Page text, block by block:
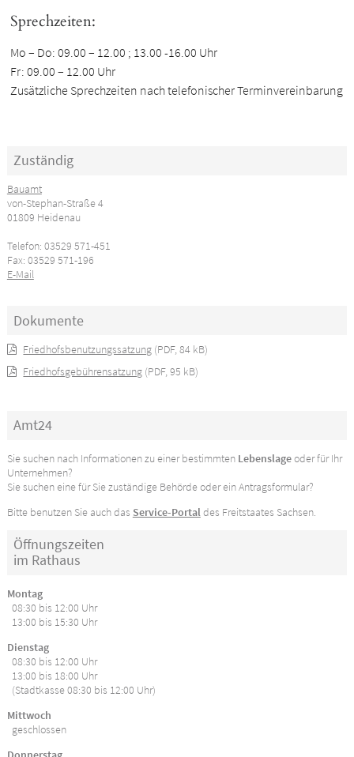
Sprechzeiten:
Mo – Do: 09.00 – 12.00 ; 13.00 -16.00 Uhr
Fr: 09.00 – 12.00 Uhr
Zusätzliche Sprechzeiten nach telefonischer Terminvereinbarung
Zuständig
Bauamt
von-Stephan-Straße 4
01809 Heidenau
Telefon: 03529 571-451
Fax: 03529 571-196
E-Mail
Dokumente
Friedhofsbenutzungssatzung (PDF, 84 kB)
Friedhofsgebührensatzung (PDF, 95 kB)
Amt24
Sie suchen nach Informationen zu einer bestimmten Lebenslageoder für Ihr
Unternehmen?
Sie suchen eine für Sie zuständige Behörde oder ein Antragsformular?
Bitte benutzen Sie auch das Service-Portaldes Freitstaates Sachsen.
Öffnungszeiten
im Rathaus
Montag
08:30 bis 12:00 Uhr
13:00 bis 15:30 Uhr
Dienstag
08:30 bis 12:00 Uhr
13:00 bis 18:00 Uhr
(Stadtkasse 08:30 bis 12:00 Uhr)
Mittwoch
geschlossen